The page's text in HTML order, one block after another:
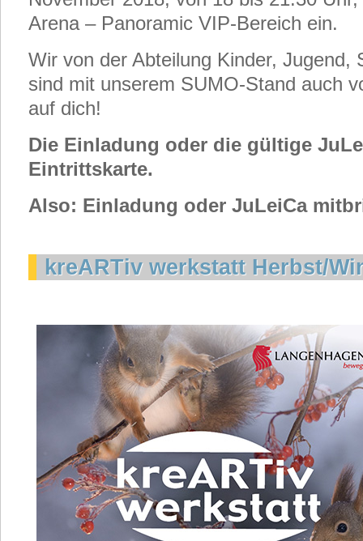
Arena – Panoramic VIP-Bereich ein.
Wir von der Abteilung Kinder, Jugend,
sind mit unserem SUMO-Stand auch
auf dich!
Die Einladung oder die gültige
Eintrittskarte.
Also: Einladung oder JuLeiCa
kreARTiv werkstatt Herbst/